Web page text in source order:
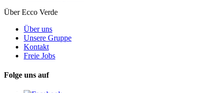
Über Ecco Verde
Über uns
Unsere Gruppe
Kontakt
Freie Jobs
Folge uns auf